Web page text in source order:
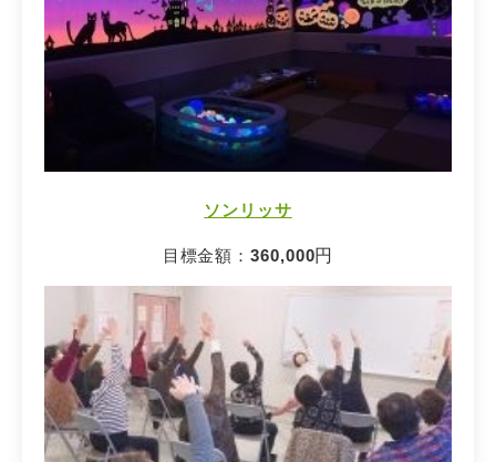
ソンリッサ
目標金額：360,000円